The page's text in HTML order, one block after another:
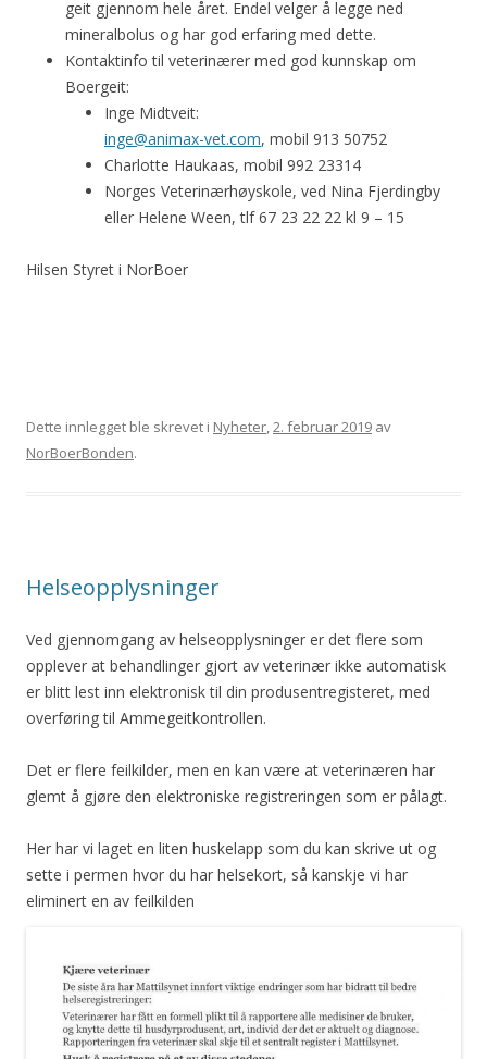
geit gjennom hele året. Endel velger å legge ned
mineralbolus og har god erfaring med dette.
Kontaktinfo til veterinærer med god kunnskap om
Boergeit:
Inge Midtveit:
inge@animax-vet.com, mobil 913 50752
Charlotte Haukaas, mobil 992 23314
Norges Veterinærhøyskole, ved Nina Fjerdingby
eller Helene Ween, tlf 67 23 22 22 kl 9 – 15
Hilsen Styret i NorBoer
Dette innlegget ble skrevet i Nyheter,2. februar 2019 av
NorBoerBonden.
Helseopplysninger
Ved gjennomgang av helseopplysninger er det flere som
opplever at behandlinger gjort av veterinær ikke automatisk
er blitt lest inn elektronisk til din produsentregisteret, med
overføring til Ammegeitkontrollen.
Det er flere feilkilder, men en kan være at veterinæren har
glemt å gjøre den elektroniske registreringen som er pålagt.
Her har vi laget en liten huskelapp som du kan skrive ut og
sette i permen hvor du har helsekort, så kanskje vi har
eliminert en av feilkilden